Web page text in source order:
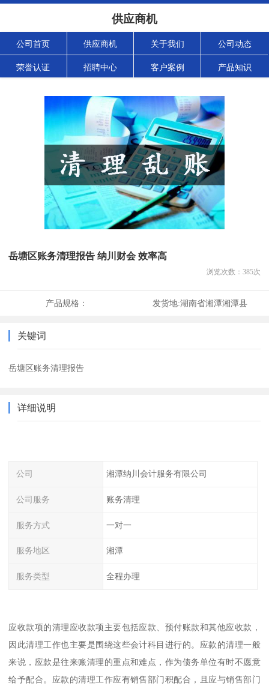
供应商机
公司首页 供应商机 关于我们 公司动态
荣誉认证 招聘中心 客户案例 产品知识
岳塘区账务清理报告 纳川财会 效率高
浏览次数： 385次
产品规格： 发货地:湖南省湘潭湘潭县
关键词
岳塘区账务清理报告
详细说明
公司 湘潭纳川会计服务有限公司
公司服务 账务清理
服务方式 一对一
服务地区 湘潭
服务类型 全程办理
应收款项的清理应收款项主要包括应款、预付账款和其他应收款，
因此清理工作也主要是围绕这些会计科目进行的。应款的清理一般
来说，应款是往来账清理的重点和难点，作为债务单位有时不愿意
给予配合。应款的清理工作应有销售部门积配合，且应与销售部门